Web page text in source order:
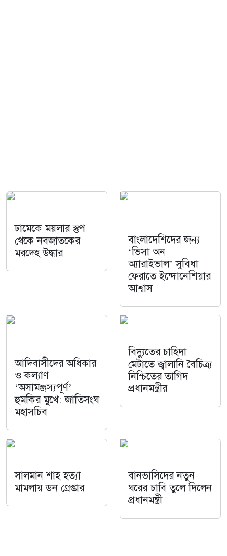
ঢামেকে ময়লার স্তুপ
থেকে নবজাতকের
মরদেহ উদ্ধার
বাংলাদেশিদের জন্য
‘ভিসা অন
অ্যারাইভাল’ সুবিধা
ফেরাতে ইন্দোনেশিয়ার
আশ্বাস
আদিবাসীদের অধিকার
ও কল্যাণ
‘অসামঞ্জস্যপূর্ণ’
হুমকির মুখে: জাতিসংঘ
মহাসচিব
বিদ্যুতের চাহিদা
মেটাতে জ্বালানি বৈচিত্র্য
নিশ্চিতের তাগিদ
প্রধানমন্ত্রীর
সালমান শাহ হত্যা
মামলায় ডন গ্রেপ্তার
বানভাসিদের নতুন
ঘরের চাবি তুলে দিলেন
প্রধানমন্ত্রী